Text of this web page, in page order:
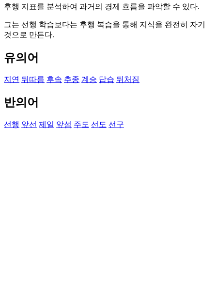
후행 지표를 분석하여 과거의 경제 흐름을 파악할 수 있다.
그는 선행 학습보다는 후행 복습을 통해 지식을 완전히 자기
것으로 만든다.
유의어
지연 뒤따름 후속 추종 계승 답습 뒤처짐
반의어
선행 앞선 제일 앞섬 주도 선도 선구